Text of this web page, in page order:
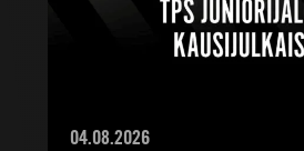
04.08.2026